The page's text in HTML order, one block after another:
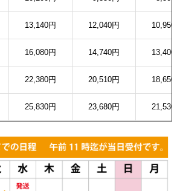
13,140円 12,040円 10,950
16,080円 14,740円 13,400
22,380円 20,510円 18,650
25,830円 23,680円 21,530